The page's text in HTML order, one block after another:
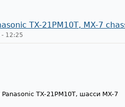
TX-21PM10T, MX-7
12:25
TX-21PM10T, шасси MX-7